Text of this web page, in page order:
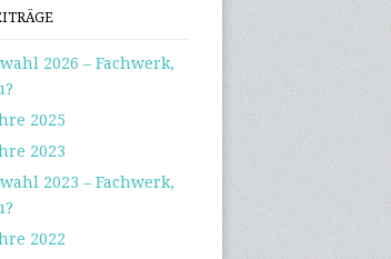
2026 – Fachwerk,
2025
2023
2023 – Fachwerk,
2022